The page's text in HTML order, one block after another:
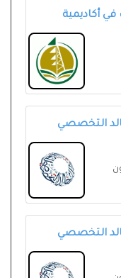
أكاديمية
التخصصي
التخصصي